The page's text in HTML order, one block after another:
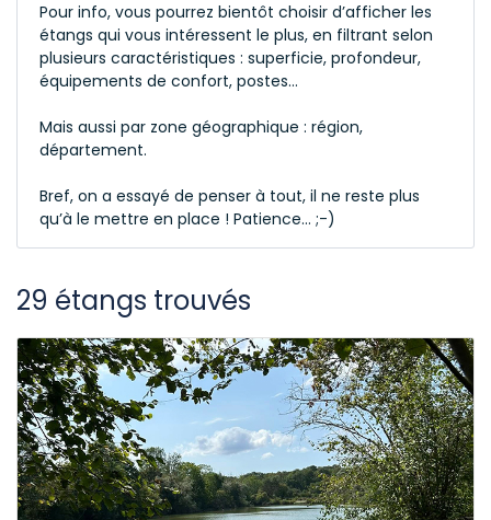
Pour info, vous pourrez bientôt choisir d’afficher les
étangs qui vous intéressent le plus, en filtrant selon
plusieurs caractéristiques : superficie, profondeur,
équipements de confort, postes…
Mais aussi par zone géographique : région,
département.
Bref, on a essayé de penser à tout, il ne reste plus
qu’à le mettre en place ! Patience… ;-)
29 étangs trouvés